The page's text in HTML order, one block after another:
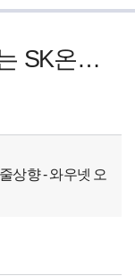
SK온…
상향 - 와우넷 오